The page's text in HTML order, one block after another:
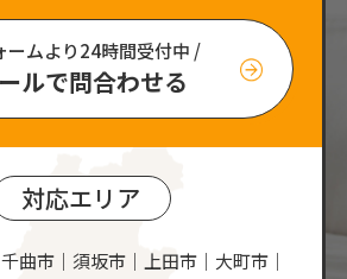
ームより24時間受付中 /
ルで問合わせる
対応エリア
曲市｜須坂市｜上田市｜大町市｜